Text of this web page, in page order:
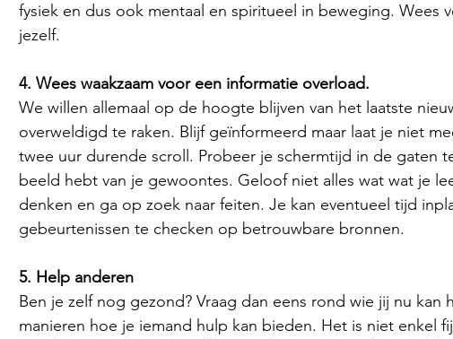
fysiek en dus ook mentaal en spiritueel in beweging. Wees
jezelf.
4. Wees waakzaam voor een informatie overload.
We willen allemaal op de hoogte blijven van het laatste
overweldigd te raken. Blijf geïnformeerd maar laat je niet
twee uur durende scroll. Probeer je schermtijd in de gaten
beeld hebt van je gewoontes. Geloof niet alles wat wat je
denken en ga op zoek naar feiten. Je kan eventueel tijd
gebeurtenissen te checken op betrouwbare bronnen.
5. Help anderen
Ben je zelf nog gezond? Vraag dan eens rond wie jij nu kan
manieren hoe je iemand hulp kan bieden. Het is niet enkel